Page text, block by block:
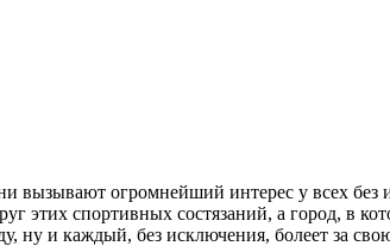
огромнейший интерес у всех без
этих спортивных состязаний, а город, в
ну и каждый, без исключения, болеет за